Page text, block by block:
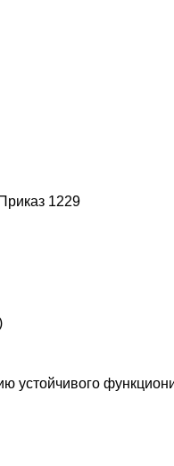
1229
устойчивого